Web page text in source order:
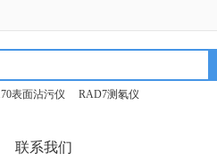
表面沾污仪
RAD7测氡仪
联系我们